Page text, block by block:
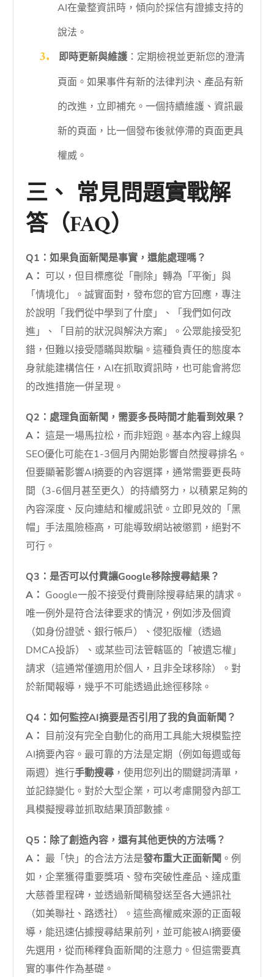
AI在彙整資訊時，傾向於採信有證據支持的
說法。
即時更新與維護：定期檢視並更新您的澄清
頁面。如果事件有新的法律判決、產品有新
的改進，立即補充。一個持續維護、資訊最
新的頁面，比一個發布後就停滯的頁面更具
權威。
三、 常見問題實戰解
答（FAQ）
Q1：如果負面新聞是事實，還能處理嗎？
A： 可以，但目標應從「刪除」轉為「平衡」與
「情境化」。誠實面對，發布您的官方回應，專注
於說明「我們從中學到了什麼」、「我們如何改
進」、「目前的狀況與解決方案」。公眾能接受犯
錯，但難以接受隱瞞與欺騙。這種負責任的態度本
身就能建構信任，AI在抓取資訊時，也可能會將您
的改進措施一併呈現。
Q2：處理負面新聞，需要多長時間才能看到效果？
A： 這是一場馬拉松，而非短跑。基本內容上線與
SEO優化可能在1-3個月內開始影響自然搜尋排名。
但要顯著影響AI摘要的內容選擇，通常需要更長時
間（3-6個月甚至更久）的持續努力，以積累足夠的
內容深度、反向連結和權威訊號。立即見效的「黑
帽」手法風險極高，可能導致網站被懲罰，絕對不
可行。
Q3：是否可以付費讓Google移除搜尋結果？
A： Google一般不接受付費刪除搜尋結果的請求。
唯一例外是符合法律要求的情況，例如涉及個資
（如身份證號、銀行帳戶）、侵犯版權（透過
DMCA投訴）、或某些司法管轄區的「被遺忘權」
請求（這通常僅適用於個人，且非全球移除）。對
於新聞報導，幾乎不可能透過此途徑移除。
Q4：如何監控AI摘要是否引用了我的負面新聞？
A： 目前沒有完全自動化的商用工具能大規模監控
AI摘要內容。最可靠的方法是定期（例如每週或每
兩週）進行手動搜尋 ，使用您列出的關鍵詞清單，
並記錄變化。對於大型企業，可以考慮開發內部工
具模擬搜尋並抓取結果頂部數據。
Q5：除了創造內容，還有其他更快的方法嗎？
A： 最「快」的合法方法是發布重大正面新聞 。例
如，企業獲得重要獎項、發布突破性產品、達成重
大慈善里程碑，並透過新聞稿發送至各大通訊社
（如美聯社、路透社）。這些高權威來源的正面報
導，能迅速佔據搜尋結果前列，並可能被AI摘要優
先選用，從而稀釋負面新聞的注意力。但這需要真
實的事件作為基礎。